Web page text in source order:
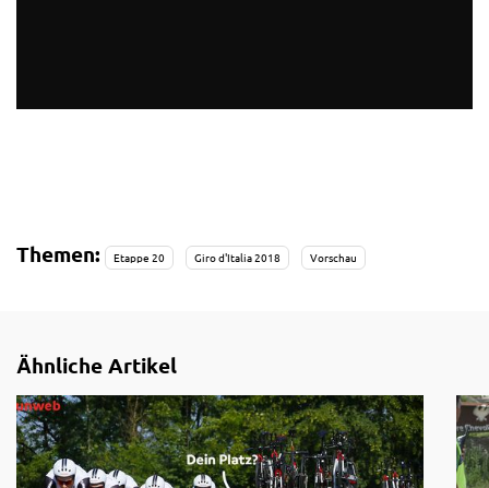
Themen: Etappe 20 Giro d'Italia 2018 Vorschau
Ähnliche Artikel